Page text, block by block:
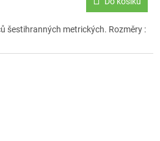
šestihranných metrických. Rozměry :